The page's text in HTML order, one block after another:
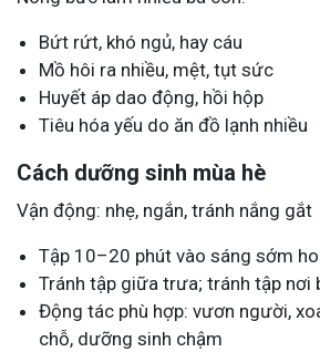
Bứt rứt, khó ngủ, hay cáu
Mồ hôi ra nhiều, mệt, tụt sức
Huyết áp dao động, hồi hộp
Tiêu hóa yếu do ăn đồ lạnh nhiều
Cách dưỡng sinh mùa hè
Vận động: nhẹ, ngắn, tránh nắng gắt
Tập 10–20 phút vào sáng sớm
Tránh tập giữa trưa; tránh tập nơi
Động tác phù hợp: vươn người,
chỗ, dưỡng sinh chậm